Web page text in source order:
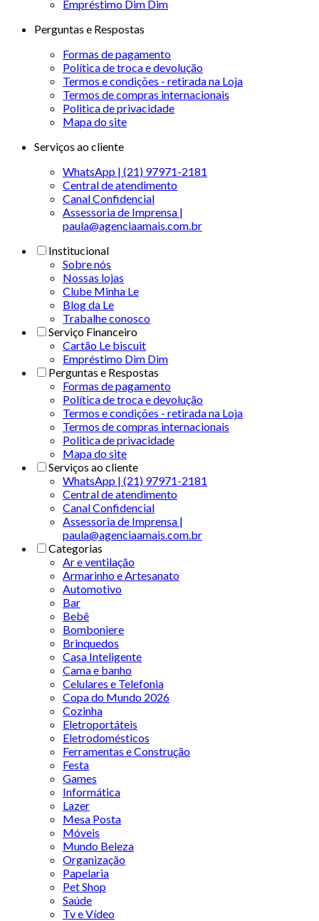
Empréstimo Dim Dim
Perguntas e Respostas
Formas de pagamento
Política de troca e devolução
Termos e condições - retirada na Loja
Termos de compras internacionais
Politica de privacidade
Mapa do site
Serviços ao cliente
WhatsApp | (21) 97971-2181
Central de atendimento
Canal Confidencial
Assessoria de Imprensa |
paula@agenciaamais.com.br
Institucional
Sobre nós
Nossas lojas
Clube Minha Le
Blog da Le
Trabalhe conosco
Serviço Financeiro
Cartão Le biscuit
Empréstimo Dim Dim
Perguntas e Respostas
Formas de pagamento
Política de troca e devolução
Termos e condições - retirada na Loja
Termos de compras internacionais
Politica de privacidade
Mapa do site
Serviços ao cliente
WhatsApp | (21) 97971-2181
Central de atendimento
Canal Confidencial
Assessoria de Imprensa |
paula@agenciaamais.com.br
Categorias
Ar e ventilação
Armarinho e Artesanato
Automotivo
Bar
Bebê
Bomboniere
Brinquedos
Casa Inteligente
Cama e banho
Celulares e Telefonia
Copa do Mundo 2026
Cozinha
Eletroportáteis
Eletrodomésticos
Ferramentas e Construção
Festa
Games
Informática
Lazer
Mesa Posta
Móveis
Mundo Beleza
Organização
Papelaria
Pet Shop
Saúde
Tv e Vídeo